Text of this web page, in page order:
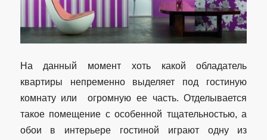
На данный момент хоть какой обладатель
квартиры непременно выделяет под гостиную
комнату или огромную ее часть. Отделывается
такое помещение с особенной тщательностью, а
обои в интерьере гостиной играют одну из